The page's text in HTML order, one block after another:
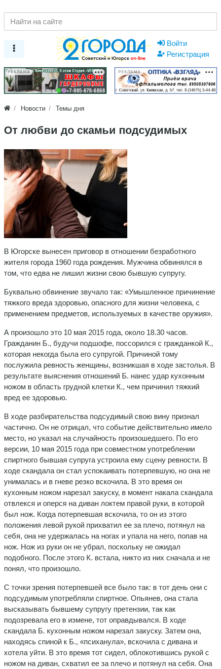
Войти
Регистрация
РЕКЛАМА РЕКЛАМА
Новости Темы дня
От любви до скамьи подсудимых
В Югорске вынесен приговор в отношении безработного
жителя города 1960 года рождения. Мужчина обвинялся в
том, что едва не лишил жизни свою бывшую супругу.
Буквально обвинение звучало так: «Умышленное причинение
тяжкого вреда здоровью, опасного для жизни человека, с
применением предметов, используемых в качестве оружия».
А произошло это 10 мая 2015 года, около 18.30 часов.
Гражданин Б., будучи подшофе, поссорился с гражданкой К.,
которая некогда была его супругой. Причиной тому
послужила ревность женщины, возникшая в ходе застолья. В
результате выяснения отношений Б. нанес удар кухонным
ножом в область грудной клетки К., чем причинил тяжкий
вред ее здоровью.
В ходе разбирательства подсудимый свою вину признал
частично. Он не отрицал, что событие действительно имело
место, но указал на случайность произошедшего. По его
версии, 10 мая 2015 года при совместном употреблении
спиртного бывшая супруга устроила ему сцену ревности. В
ходе скандала он стал успокаивать потерпевшую, но она не
унималась и в гневе резко вскочила. В это время он
кухонным ножом нарезал закуску, в момент накала скандала
отвлекся и оперся на диван локтем правой руки, в которой
был нож. Когда потерпевшая вскочила, то он из этого
положения левой рукой прихватил ее за плечо, потянул на
себя, она не удержалась на ногах и упала на него, попав на
нож. Нож из руки он не убрал, поскольку не ожидал
подобного. После этого К. встала, никто из них сначала и не
понял, что произошло.
С точки зрения потерпевшей все было так: в тот день они с
подсудимым употребляли спиртное. Опьянев, она стала
высказывать бывшему супругу претензии, так как
подозревала его в измене, тот оправдывался. В ходе
скандала Б. кухонным ножом нарезал закуску. Затем она,
находясь спиной к Б., «психанула», вскочила с дивана и
хотела уйти. В это время тот сидел, облокотившись рукой с
ножом на диван, схватил ее за плечо и потянул на себя. Она